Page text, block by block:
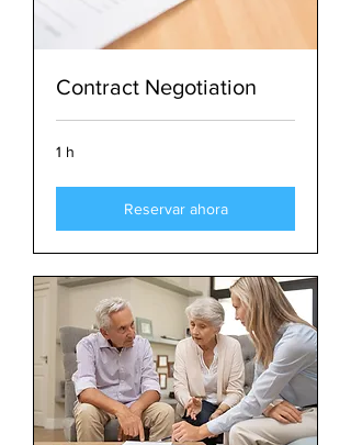
Contract Negotiation
1 h
Reservar ahora